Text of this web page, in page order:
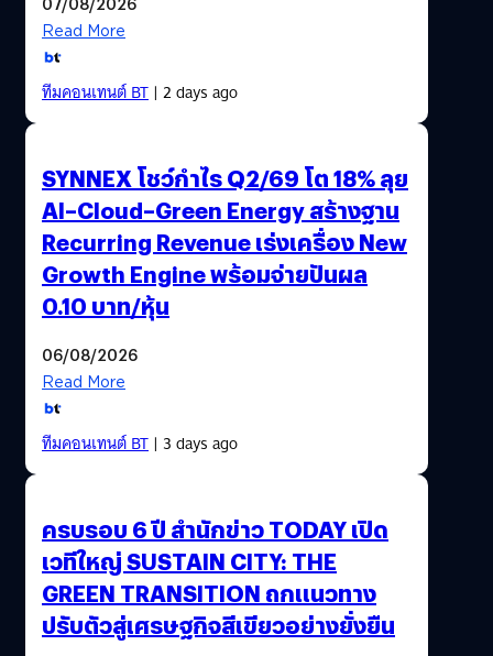
Read More
ทีมคอนเทนต์ BT| 2 days ago
SYNNEX โชว์กำไร Q2/69 โต 18% ลุย
AI–Cloud–Green Energy สร้างฐาน
Recurring Revenue เร่งเครื่อง New
Growth Engine พร้อมจ่ายปันผล
0.10 บาท/หุ้น
06/08/2026
Read More
ทีมคอนเทนต์ BT| 3 days ago
ครบรอบ 6 ปี สำนักข่าว TODAY เปิด
เวทีใหญ่ SUSTAIN CITY: THE
GREEN TRANSITION ถกแนวทาง
ปรับตัวสู่เศรษฐกิจสีเขียวอย่างยั่งยืน